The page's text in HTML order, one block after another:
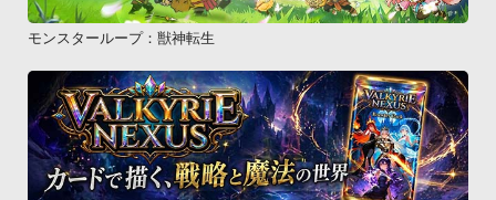
発生！
異性のプレーヤーにデートを申し込むことが出来るよ。
一緒にデートMAPをクリアするとプロポーズするこができて、
更に成功すると、結婚できるよ！！○バトル
フレンドが止まっているマスに止まるとバトルが発生！
ルーレット勝負に勝利すると相手の資産をGET出来るよ。○ゴ
ール（決算）
モンスターループ：獣神転生